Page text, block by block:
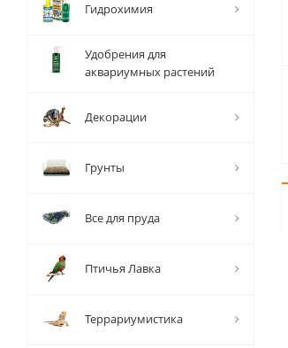
Гидрохимия
Удобрения для
аквариумных растений
Декорации
Грунты
Все для пруда
Птичья Лавка
Террариумистика